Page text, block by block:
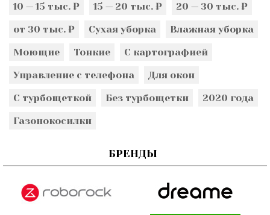
10 — 15 тыс. ₽
15 — 20 тыс. ₽
20 — 30 тыс. ₽
от 30 тыс. ₽
Сухая уборка
Влажная уборка
Моющие
Тонкие
С картографией
Управление с телефона
Для окон
С турбощеткой
Без турбощетки
2020 года
Газонокосилки
БРЕНДЫ